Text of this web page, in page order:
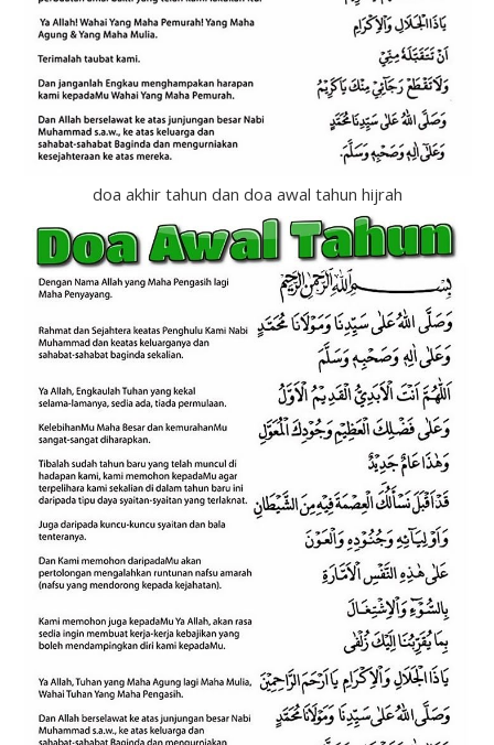
doa akhir tahun dan doa awal tahun hijrah